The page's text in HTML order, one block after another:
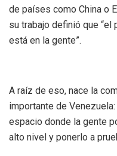
de países como China o
su trabajo definió que
está en la gente”.
A raíz de eso, nace la
importante de
espacio donde la gente
alto nivel y ponerlo a